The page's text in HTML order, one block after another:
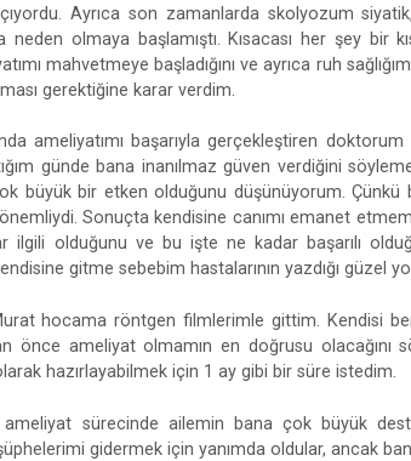
Ayrıca son zamanlarda skolyozum
neden olmaya başlamıştı. Kısacası her şey bir
mahvetmeye başladığını ve ayrıca ruh
gerektiğine karar verdim.
ameliyatımı başarıyla gerçekleştiren
günde bana inanılmaz güven verdiğini
büyük bir etken olduğunu düşünüyorum.
Sonuçta kendisine canımı emanet
ilgili olduğunu ve bu işte ne kadar başarılı
gitme sebebim hastalarının yazdığı güzel
hocama röntgen filmlerimle gittim. Kendisi
önce ameliyat olmamın en doğrusu olacağını
hazırlayabilmek için 1 ay gibi bir süre istedim.
ameliyat sürecinde ailemin bana çok büyük
gidermek için yanımda oldular, ancak